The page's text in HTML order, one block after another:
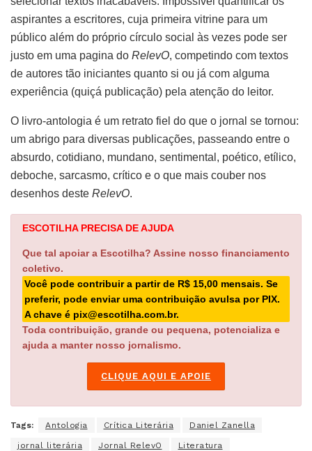
aspirantes a escritores, cuja primeira vitrine para um
público além do próprio círculo social às vezes pode ser
justo em uma pagina do RelevO, competindo com textos
de autores tão iniciantes quanto si ou já com alguma
experiência (quiçá publicação) pela atenção do leitor.
O livro-antologia é um retrato fiel do que o jornal se tornou:
um abrigo para diversas publicações, passeando entre o
absurdo, cotidiano, mundano, sentimental, poético, etílico,
deboche, sarcasmo, crítico e o que mais couber nos
desenhos deste RelevO.
ESCOTILHA PRECISA DE AJUDA
Que tal apoiar a Escotilha? Assine nosso financiamento
coletivo.
Você pode contribuir a partir de R$ 15,00 mensais. Se
preferir, pode enviar uma contribuição avulsa por PIX.
A chave é pix@escotilha.com.br.
Toda contribuição, grande ou pequena, potencializa e
ajuda a manter nosso jornalismo.
CLIQUE AQUI E APOIE
Tags: Antologia Crítica Literária Daniel Zanella
jornal literária Jornal RelevO Literatura